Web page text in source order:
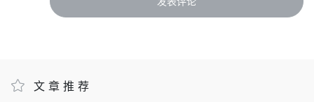
文章推荐